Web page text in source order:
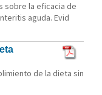
sobre la eficacia de
aguda. Evid
de la dieta sin